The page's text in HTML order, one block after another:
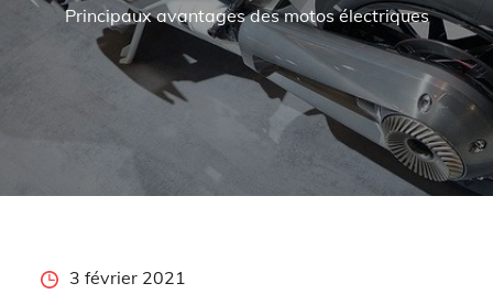
Principaux avantages des motos électriques
Posted3 février 2021